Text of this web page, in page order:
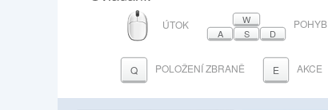
MYŠ
ÚTOK
W
A
S D
POHYB
Q POLOŽENÍ ZBRANĚ E AKCE